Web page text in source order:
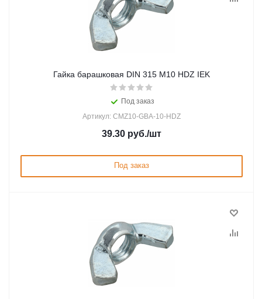
Гайка барашковая DIN 315 М10 HDZ IEK
Под заказ
Артикул: CMZ10-GBA-10-HDZ
39.30 руб./шт
Под заказ